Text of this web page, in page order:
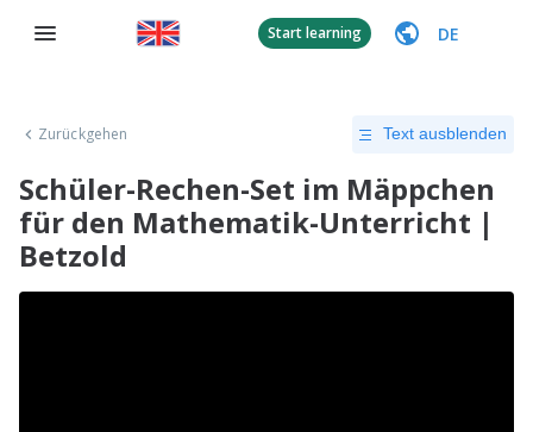
Start learning DE
Zurückgehen Text ausblenden
Schüler-Rechen-Set im Mäppchen
für den Mathematik-Unterricht |
Betzold